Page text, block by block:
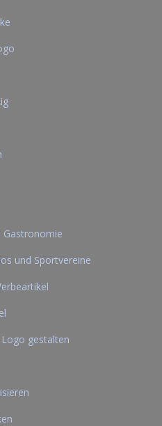
und Sportvereine
gestalten